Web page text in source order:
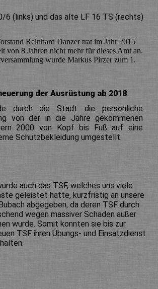
6 (links) und das alte LF 16 TS (rechts)
Reinhard Danzer trat im Jahr 2015
von 8 Jahren nicht mehr für dieses Amt an.
wurde Markus Pirzer zum 1.
der Ausrüstung ab 2018
durch die Stadt die persönliche
von der in die Jahre gekommenen
2000 von Kopf bis Fuß auf eine
Schutzbekleidung umgestellt.
auch das TSF, welches uns viele
geleistet hatte, kurzfristig an unsere
abgegeben, da deren TSF durch
wegen massiver Schäden außer
wurde. Somit konnten sie bis zur
TSF ihren Übungs- und Einsatzdienst